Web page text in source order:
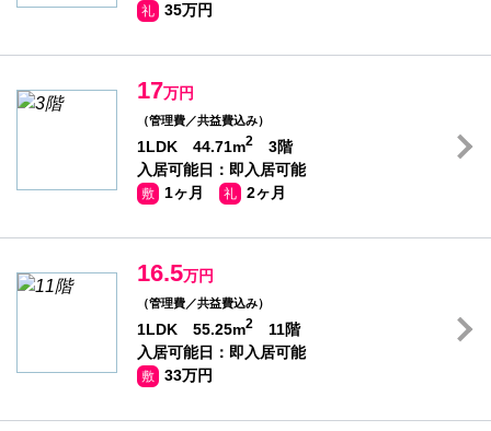
礼 35万円
17万円
（管理費／共益費込み）
1LDK 44.71m2
3階
入居可能日：即入居可能
敷 1ヶ月 礼 2ヶ月
16.5万円
（管理費／共益費込み）
1LDK 55.25m2
11階
入居可能日：即入居可能
敷 33万円